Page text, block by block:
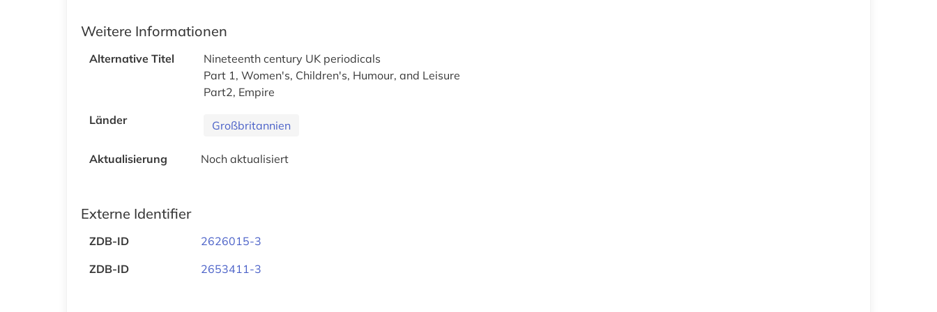
Weitere Informationen
Alternative Titel
Nineteenth century UK periodicals
Part 1, Women's, Children's, Humour, and Leisure
Part2, Empire
Länder
Großbritannien
Aktualisierung Noch aktualisiert
Externe Identifier
ZDB-ID
2626015-3
ZDB-ID
2653411-3